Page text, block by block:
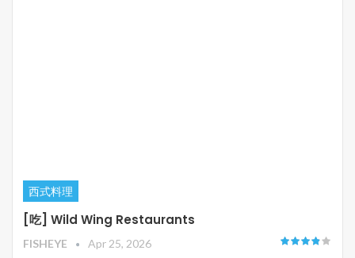
西式料理
[吃] Wild Wing Restaurants
FISHEYE
Apr 25, 2026